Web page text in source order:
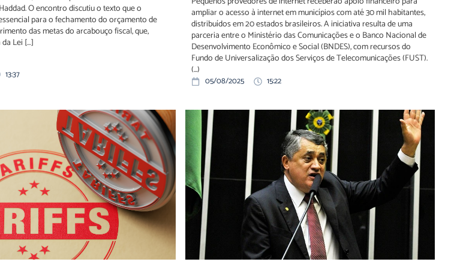
O encontro discutiu o texto que o
para o fechamento do orçamento de
das metas do arcabouço fiscal, que,
Lei […]
13:37
ampliar o acesso à internet em municípios com até 30 mil habitantes,
distribuídos em 20 estados brasileiros. A iniciativa resulta de uma
parceria entre o Ministério das Comunicações e o Banco Nacional de
Desenvolvimento Econômico e Social (BNDES), com recursos do
Fundo de Universalização dos Serviços de Telecomunicações (FUST).
(...)
05/08/2025 15:22
a produtos brasileiros por motivos de
694 itens ficam isentos
IOF: Líder do governo nega haver confronto com o
Legislativo e busca destravar pauta prioritária